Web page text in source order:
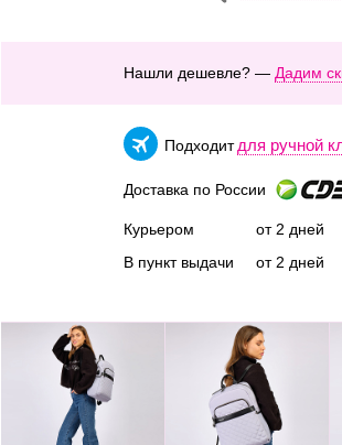
Нашли дешевле? — Дадим
Подходит для ручной
Доставка по России
Курьером
В пункт выдачи
от 2 дней
от 2 дней